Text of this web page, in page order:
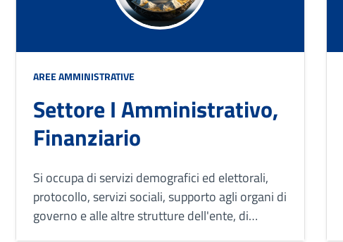
AREE AMMINISTRATIVE
Settore I Amministrativo,
Finanziario
Si occupa di servizi demografici ed elettorali,
protocollo, servizi sociali, supporto agli organi di
governo e alle altre strutture dell'ente, di